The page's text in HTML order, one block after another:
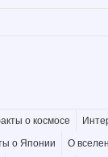
о космосе
о Японии
О